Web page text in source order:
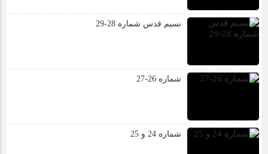
نسیم قدس شماره 28-29
شماره 26-27
شماره 24 و 25